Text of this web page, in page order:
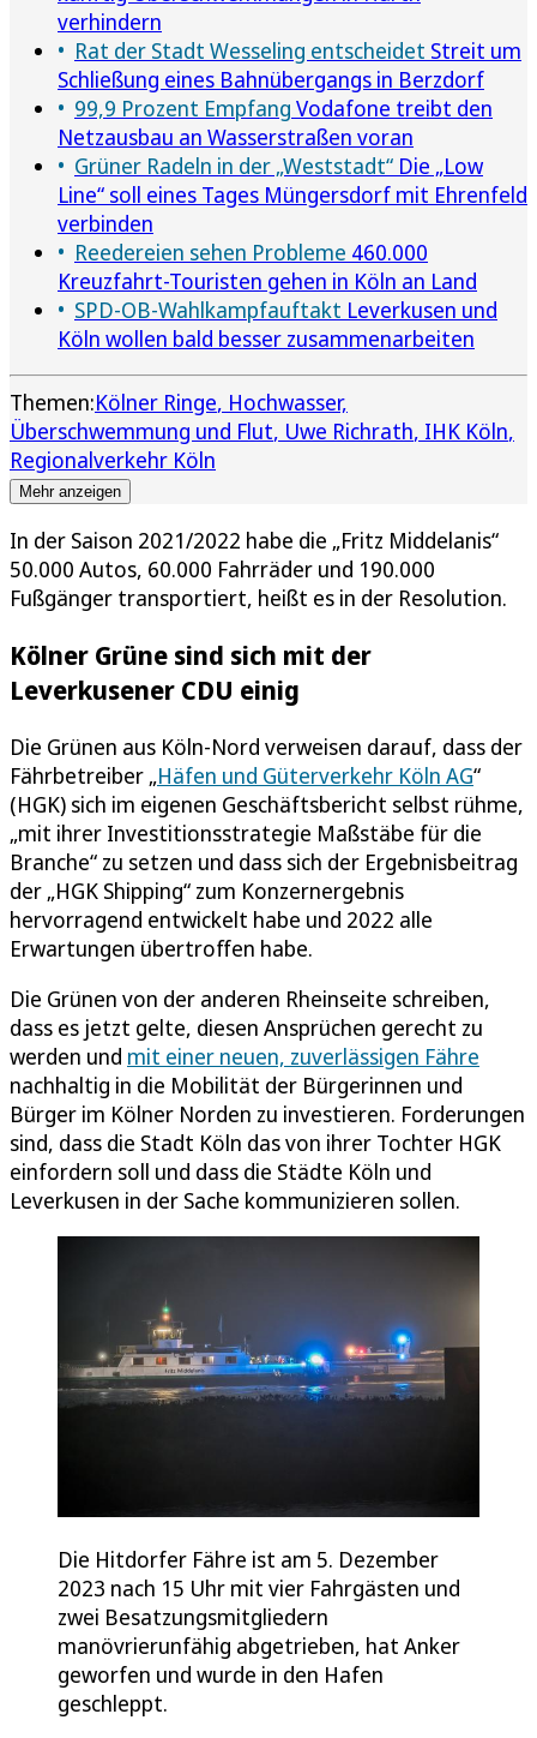
verhindern
Rat der Stadt Wesseling entscheidet Streit um
Schließung eines Bahnübergangs in Berzdorf
99,9 Prozent Empfang Vodafone treibt den
Netzausbau an Wasserstraßen voran
Grüner Radeln in der „Weststadt“ Die „Low
Line“ soll eines Tages Müngersdorf mit Ehrenfeld
verbinden
Reedereien sehen Probleme 460.000
Kreuzfahrt-Touristen gehen in Köln an Land
SPD-OB-Wahlkampfauftakt Leverkusen und
Köln wollen bald besser zusammenarbeiten
Themen:Kölner Ringe Hochwasser,
Überschwemmung und Flut Uwe Richrath IHK Köln
Regionalverkehr Köln
Mehr anzeigen
In der Saison 2021/2022 habe die „Fritz Middelanis“
50.000 Autos, 60.000 Fahrräder und 190.000
Fußgänger transportiert, heißt es in der Resolution.
Kölner Grüne sind sich mit der
Leverkusener CDU einig
Die Grünen aus Köln-Nord verweisen darauf, dass der
Fährbetreiber „Häfen und Güterverkehr Köln AG“
(HGK) sich im eigenen Geschäftsbericht selbst rühme,
„mit ihrer Investitionsstrategie Maßstäbe für die
Branche“ zu setzen und dass sich der Ergebnisbeitrag
der „HGK Shipping“ zum Konzernergebnis
hervorragend entwickelt habe und 2022 alle
Erwartungen übertroffen habe.
Die Grünen von der anderen Rheinseite schreiben,
dass es jetzt gelte, diesen Ansprüchen gerecht zu
werden und mit einer neuen, zuverlässigen Fähre
nachhaltig in die Mobilität der Bürgerinnen und
Bürger im Kölner Norden zu investieren. Forderungen
sind, dass die Stadt Köln das von ihrer Tochter HGK
einfordern soll und dass die Städte Köln und
Leverkusen in der Sache kommunizieren sollen.
Die Hitdorfer Fähre ist am 5. Dezember
2023 nach 15 Uhr mit vier Fahrgästen und
zwei Besatzungsmitgliedern
manövrierunfähig abgetrieben, hat Anker
geworfen und wurde in den Hafen
geschleppt.